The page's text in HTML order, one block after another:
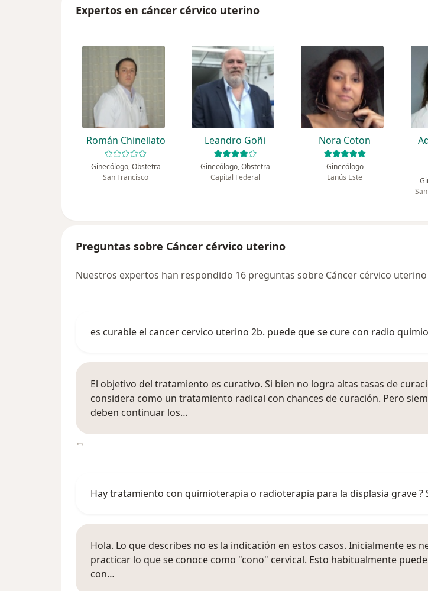
Expertos en cáncer cérvico uterino
Román Chinellato
Ginecólogo, Obstetra
San Francisco
Leandro Goñi
Ginecólogo, Obstetra
Capital Federal
Nora Coton
Ginecólogo
Lanús Este
Preguntas sobre Cáncer cérvico uterino
Nuestros expertos han respondido 16 preguntas sobre Cáncer cérvico uterino
es curable el cancer cervico uterino 2b. puede que se cure con radio
El objetivo del tratamiento es curativo. Si bien no logra altas tasas de
considera como un tratamiento radical con chances de curación. Pero
deben continuar los…
Hay tratamiento con quimioterapia o radioterapia para la displasia grave ?
Hola. Lo que describes no es la indicación en estos casos. Inicialmente es
practicar lo que se conoce como "cono" cervical. Esto habitualmente
con…